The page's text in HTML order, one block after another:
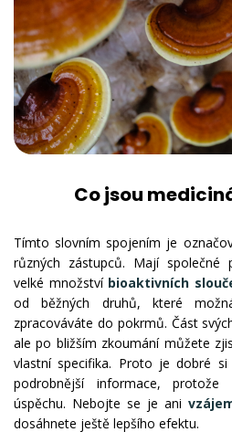
Co jsou
Tímto slovním spojením je
různých zástupců. Mají
velké množstvíbioaktivních
od běžných druhů, které
zpracováváte do pokrmů. Část
ale po bližším zkoumání můžete
vlastní specifika. Proto je dobré
podrobnější informace,
úspěchu. Nebojte se je ani
dosáhnete ještě lepšího efektu.